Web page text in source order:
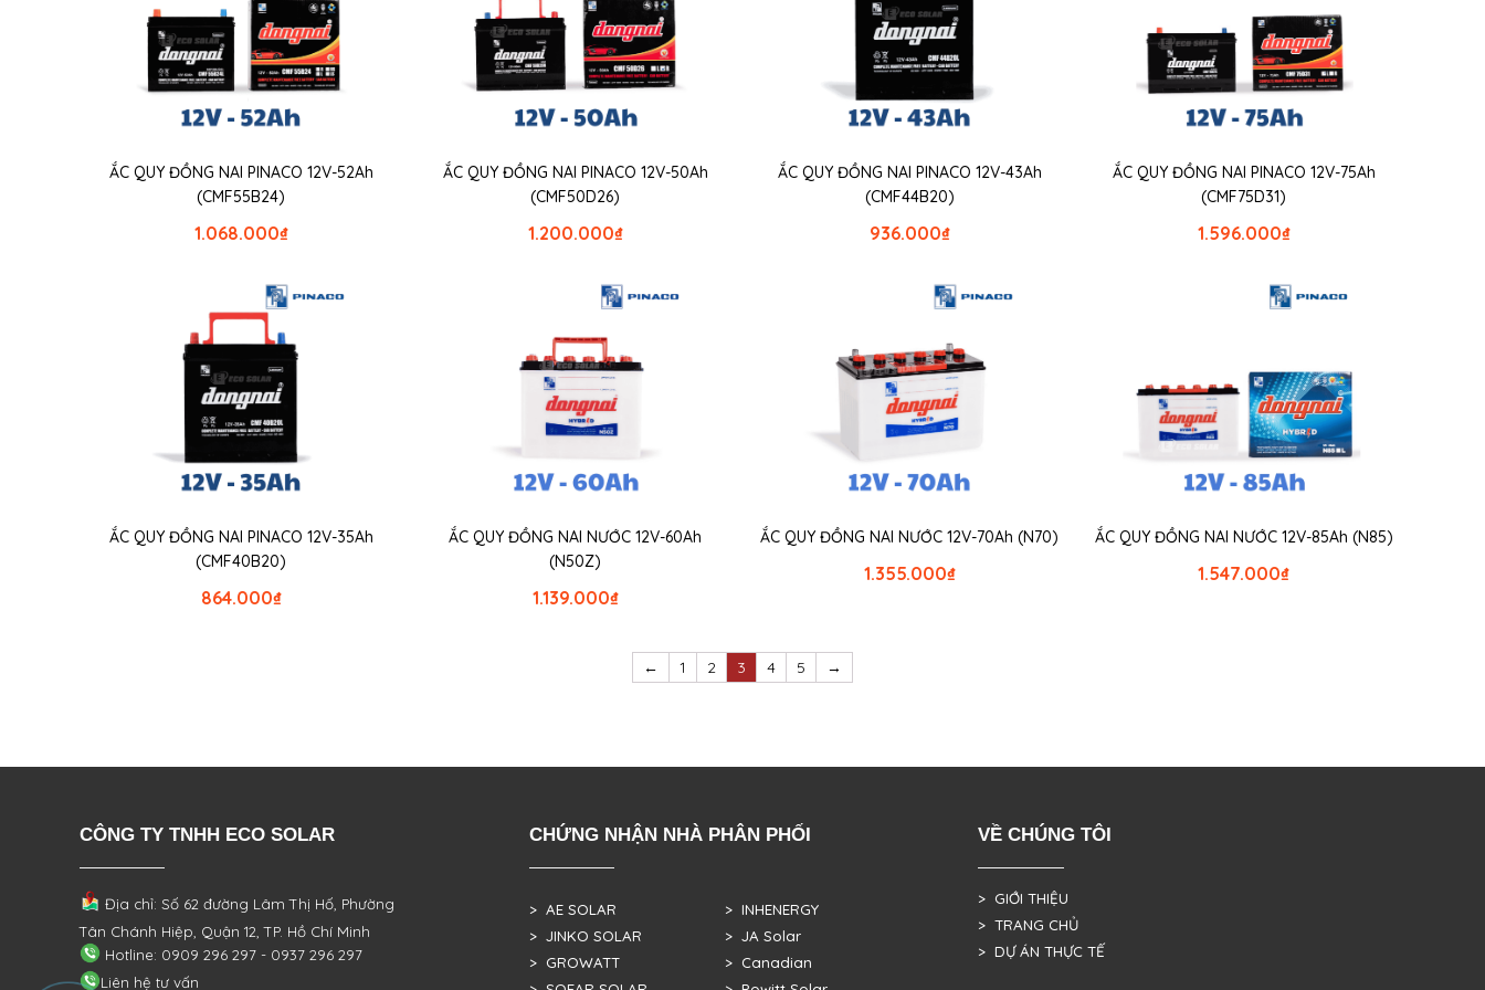
ẮC QUY ĐỒNG NAI PINACO 12V-52Ah
(CMF55B24)
₫
1.068.000
ẮC QUY ĐỒNG NAI PINACO 12V-50Ah
(CMF50D26)
₫
1.200.000
ẮC QUY ĐỒNG NAI PINACO 12V-43Ah
(CMF44B20)
₫
936.000
ẮC QUY ĐỒNG NAI PINACO 12V-75Ah
(CMF75D31)
₫
1.596.000
ẮC QUY ĐỒNG NAI PINACO 12V-35Ah
(CMF40B20)
₫
864.000
ẮC QUY ĐỒNG NAI NƯỚC 12V-60Ah
(N50Z)
₫
1.139.000
ẮC QUY ĐỒNG NAI NƯỚC 12V-70Ah (N70)
₫
1.355.000
ẮC QUY ĐỒNG NAI NƯỚC 12V-85Ah (N85)
₫
1.547.000
← 1 2 3 4 5 →
CÔNG TY TNHH ECO SOLAR
Địa chỉ: Số 62 đường Lâm Thị Hố, Phường
Tân Chánh Hiệp, Quận 12, TP. Hồ Chí Minh
Hotline: 0909 296 297 - 0937 296 297
Liên hệ tư vấn
CHỨNG NHẬN NHÀ PHÂN PHỐI
> AE SOLAR
> JINKO SOLAR
> GROWATT
> INHENERGY
> JA Solar
> Canadian
VỀ CHÚNG TÔI
> GIỚI THIỆU
> TRANG CHỦ
> DỰ ÁN THỰC TẾ